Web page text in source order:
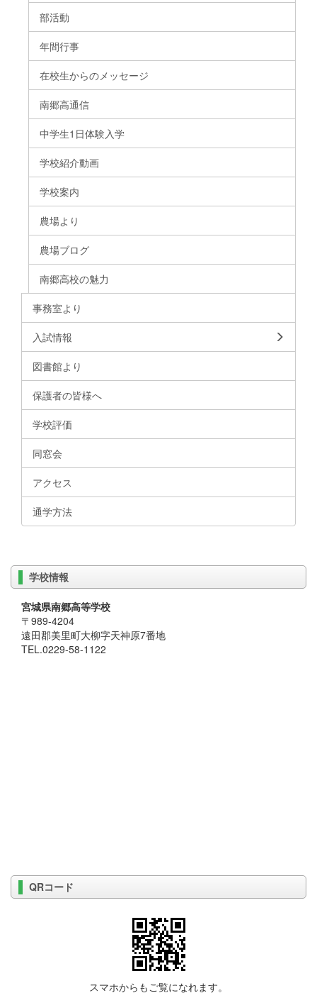
部活動
年間行事
在校生からのメッセージ
南郷高通信
中学生1日体験入学
学校紹介動画
学校案内
農場より
農場ブログ
南郷高校の魅力
事務室より
入試情報
図書館より
保護者の皆様へ
学校評価
同窓会
アクセス
通学方法
学校情報
宮城県南郷高等学校
〒989-4204
遠田郡美里町大柳字天神原7番地
TEL.0229-58-1122
QRコード
スマホからもご覧になれます。